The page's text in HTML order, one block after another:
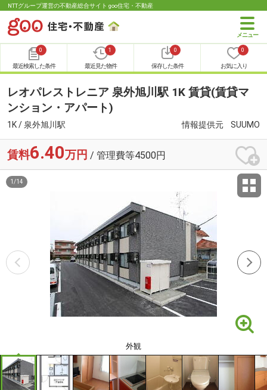
NTTグループ運営の不動産総合サイト goo住宅・不動産
0
最近検索した条件
1
最近見た物件
0
保存した条件
0
お気に入り
レオパレストレニア 泉外旭川駅 1K 賃貸(賃貸マ
ンション・アパート)
1K / 泉外旭川駅 情報提供元 SUUMO
賃料6.40万円 / 管理費等4500円
外観
1 /14